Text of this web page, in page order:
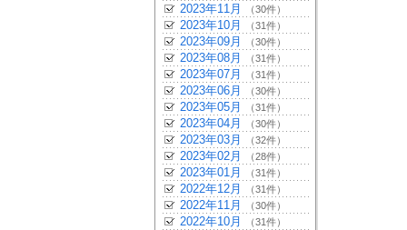
2023年11月 （30件）
2023年10月 （31件）
2023年09月 （30件）
2023年08月 （31件）
2023年07月 （31件）
2023年06月 （30件）
2023年05月 （31件）
2023年04月 （30件）
2023年03月 （32件）
2023年02月 （28件）
2023年01月 （31件）
2022年12月 （31件）
2022年11月 （30件）
2022年10月 （31件）